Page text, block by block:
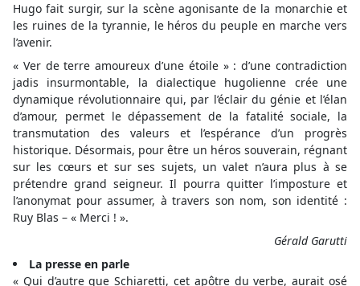
Hugo fait surgir, sur la scène agonisante de la monarchie et
les ruines de la tyrannie, le héros du peuple en marche vers
l’avenir.
« Ver de terre amoureux d’une étoile » : d’une contradiction
jadis insurmontable, la dialectique hugolienne crée une
dynamique révolutionnaire qui, par l’éclair du génie et l’élan
d’amour, permet le dépassement de la fatalité sociale, la
transmutation des valeurs et l’espérance d’un progrès
historique. Désormais, pour être un héros souverain, régnant
sur les cœurs et sur ses sujets, un valet n’aura plus à se
prétendre grand seigneur. Il pourra quitter l’imposture et
l’anonymat pour assumer, à travers son nom, son identité :
Ruy Blas – « Merci ! ».
Gérald Garutti
La presse en parle
« Qui d’autre que Schiaretti, cet apôtre du verbe, aurait osé